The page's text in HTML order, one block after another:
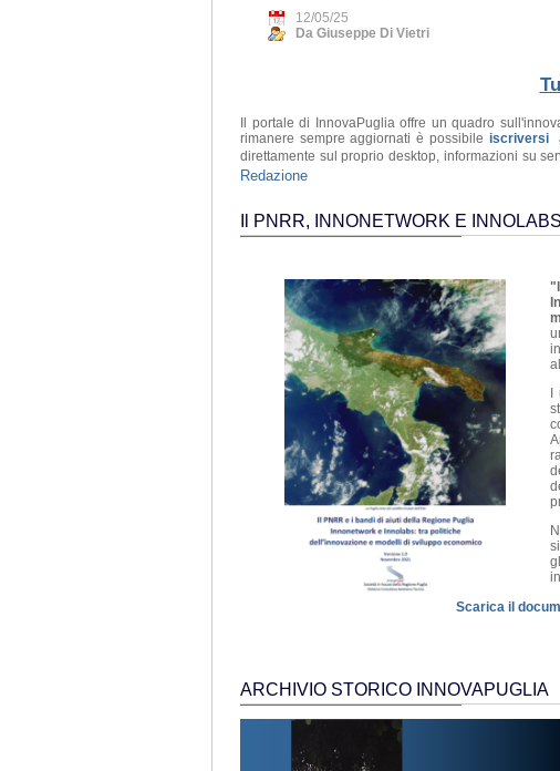
12/05/25
Da Giuseppe Di Vietri
Il portale di InnovaPuglia offre un quadro
rimanere sempre aggiornati è possibile iscriversi
direttamente sul proprio desktop, informazioni su
Redazione
Il PNRR, INNONETWORK E INNOLABS
Scarica il
ARCHIVIO STORICO INNOVAPUGLIA